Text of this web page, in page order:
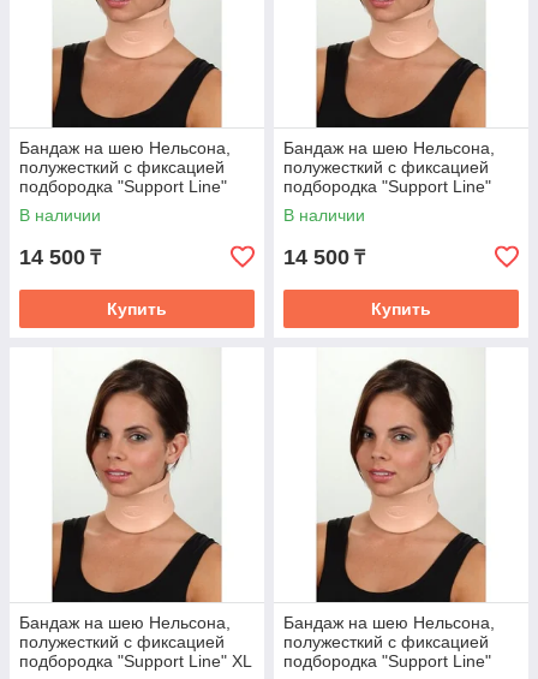
Бандаж на шею Нельсона,
полужесткий с фиксацией
подбородка "Support Line"
В наличии
14 500 ₸
Купить
Бандаж на шею Нельсона,
полужесткий с фиксацией
подбородка "Support Line"
В наличии
14 500 ₸
Купить
Бандаж на шею Нельсона,
полужесткий с фиксацией
подбородка "Support Line" XL
Бандаж на шею Нельсона,
полужесткий с фиксацией
подбородка "Support Line"